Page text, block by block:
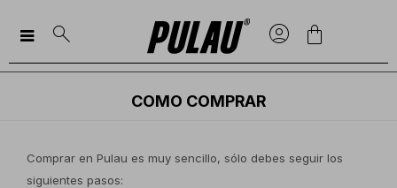

COMO COMPRAR
Comprar en Pulau es muy sencillo, sólo debes seguir los
siguientes pasos: